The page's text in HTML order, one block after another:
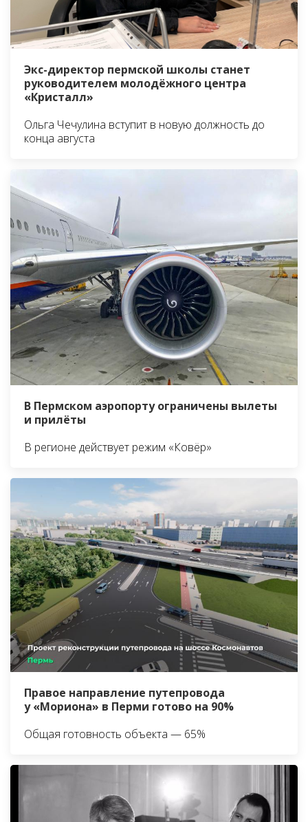
Экс-директор пермской школы станет
руководителем молодёжного центра
«Кристалл»
Ольга Чечулина вступит в новую должность до
конца августа
В Пермском аэропорту ограничены вылеты
и прилёты
В регионе действует режим «Ковёр»
Правое направление путепровода
у «Мориона» в Перми готово на 90%
Общая готовность объекта — 65%